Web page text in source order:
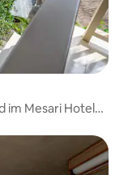
im Mesari Hotel